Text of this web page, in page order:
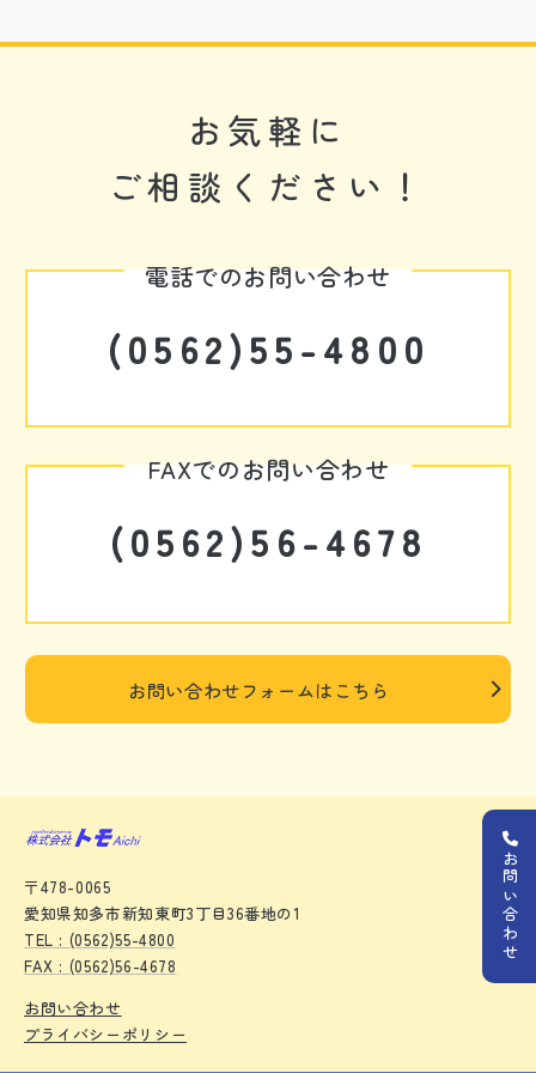
お気軽に
ご相談ください！
電話でのお問い合わせ
(0562)55-4800
FAXでのお問い合わせ
(0562)56-4678
お問い合わせフォームはこちら
お問い合わせ
〒478-0065
愛知県知多市新知東町3丁目36番地の1
TEL : (0562)55-4800
FAX : (0562)56-4678
お問い合わせ
プライバシーポリシー